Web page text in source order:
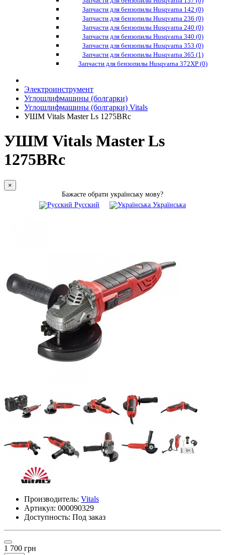
Запчасти для бензопилы Husqvarna 142 (0)
Запчасти для бензопилы Husqvarna 236 (0)
Запчасти для бензопилы Husqvarna 240 (0)
Запчасти для бензопилы Husqvarna 340 (0)
Запчасти для бензопилы Husqvarna 353 (0)
Запчасти для бензопилы Husqvarna 365 (1)
Запчасти для бензопилы Husqvarna 372XP (0)
Электроинструмент
Углошлифмашины (болгарки)
Углошлифмашины (болгарки) Vitals
УШМ Vitals Master Ls 1275BRc
УШМ Vitals Master Ls
1275BRc
×
Бажаєте обрати українську мову?
Русский
Українська
Производитель: Vitals
Артикул: 000090329
Доступность: Под заказ
1 700 грн